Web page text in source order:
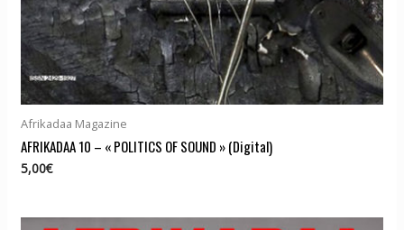
Afrikadaa Magazine
AFRIKADAA 10 – « POLITICS OF SOUND » (Digital)
5,00€